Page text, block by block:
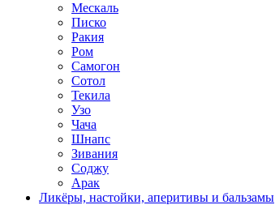
Мескаль
Писко
Ракия
Ром
Самогон
Сотол
Текила
Узо
Чача
Шнапс
Зивания
Соджу
Арак
Ликёры, настойки, аперитивы и бальзамы